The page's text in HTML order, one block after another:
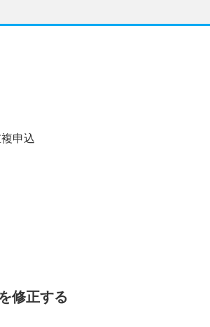
申込
修正する